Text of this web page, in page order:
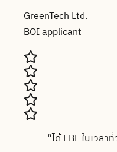
GreenTech Ltd.
BOI applicant
“ได้ FBL ในเวลา